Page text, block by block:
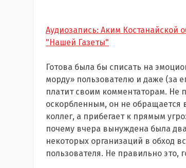
Аудиозапись: Аким Костанайской
"Нашей Газеты"
Готова была бы списать на
морду» пользователю и даже (за
платит своим комментаторам. Не
оскорбленным, он не обращается
коллег, а прибегает к прямым
почему вчера вынуждена была
некоторых организаций в обход
пользователя. Не правильно это,